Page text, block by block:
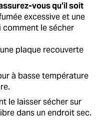
vous qu’il soit
excessive et une
le sécher
plaque recouverte
à basse température
le laisser sécher sur
dans un endroit sec.